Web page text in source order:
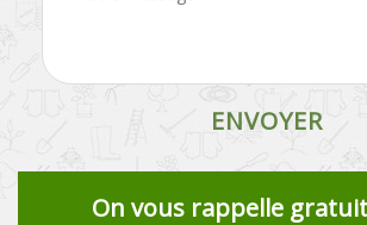
On vous rappelle